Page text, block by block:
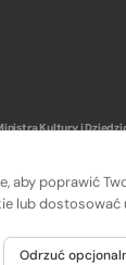
Kultury i
aby poprawić
lub dostosować
Odrzuć